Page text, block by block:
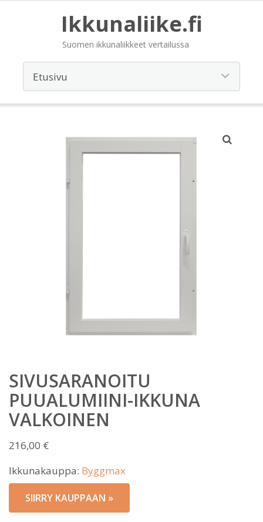
Ikkunaliike.fi
Suomen ikkunaliikkeet vertailussa
SIVUSARANOITU
PUUALUMIINI-IKKUNA
VALKOINEN
216,00 €
Ikkunakauppa: Byggmax
SIIRRY KAUPPAAN »